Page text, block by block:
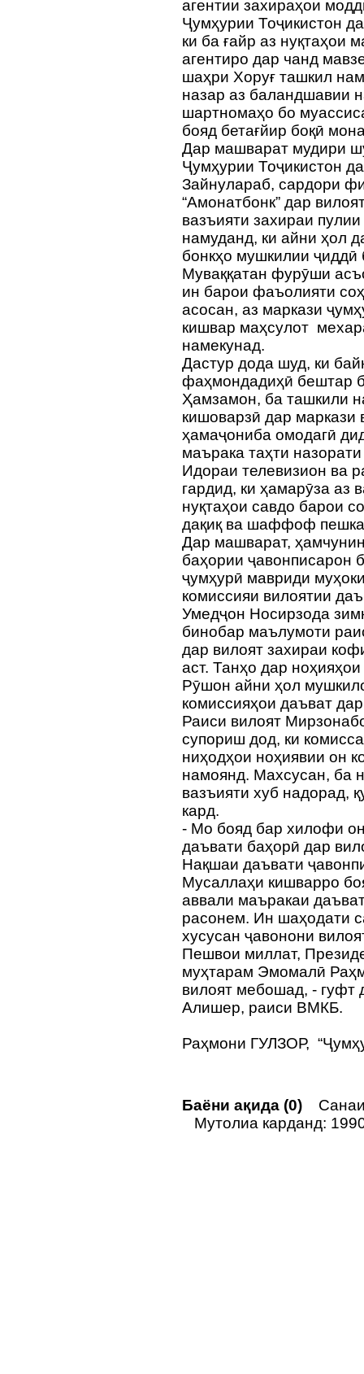
агентии захираҳои
Ҷумҳурии Тоҷикистон
ки ба ғайр аз нуқтаҳои
агентиро дар чанд
шаҳри Хоруғ ташкил
назар аз баландшавии
шартномаҳо бо
бояд бетағйир боқӣ
Дар машварат мудири
Ҷумҳурии Тоҷикистон
Зайнулараб, сардори
“Амонатбонк” дар
вазъияти захираи
намуданд, ки айни ҳол
бонкҳо мушкилии
Муваққатан фурӯши
ин барои фаъолияти
асосан, аз маркази
кишвар маҳсулот
намекунад.
Дастур дода шуд, ки
фаҳмондадиҳӣ бештар
Ҳамзамон, ба ташкили
кишоварзӣ дар маркази
ҳамаҷониба омодагӣ
маърака таҳти
Идораи телевизион ва
гардид, ки ҳамарӯза аз
нуқтаҳои савдо барои
дақиқ ва шаффоф
Дар машварат,
баҳории ҷавонписарон
ҷумҳурӣ мавриди
комиссияи вилоятии
Умедҷон Носирзода
бинобар маълумоти
дар вилоят захираи
аст. Танҳо дар
Рӯшон айни ҳол
комиссияҳои даъват
Раиси вилоят
супориш дод, ки
ниҳодҳои ноҳиявии он
намоянд. Махсусан, ба
вазъияти хуб надорад,
кард.
- Мо бояд бар хилофи
даъвати баҳорӣ дар
Нақшаи даъвати
Мусаллаҳи кишварро
аввали маъракаи
расонем. Ин шаҳодати
хусусан ҷавонони
Пешвои миллат,
муҳтарам Эмомалӣ
вилоят мебошад, - гуфт
Алишер, раиси ВМКБ.
Раҳмони ГУЛЗОР,
Баёни ақида (0)
Мутолиа карданд: